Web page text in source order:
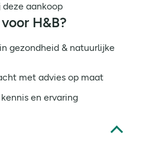
aankoop
H&B?
gezondheid & natuurlijke
met advies op maat
en ervaring